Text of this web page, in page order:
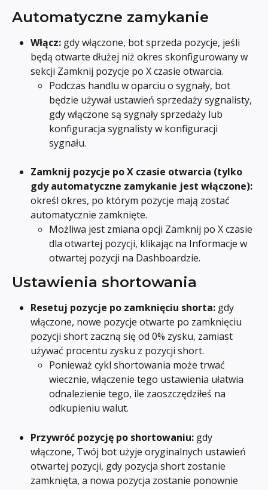
Automatyczne zamykanie
Włącz: gdy włączone, bot sprzeda pozycje, jeśli
będą otwarte dłużej niż okres skonfigurowany w
sekcji Zamknij pozycje po X czasie otwarcia.
Podczas handlu w oparciu o sygnały, bot
będzie używał ustawień sprzedaży sygnalisty,
gdy włączone są sygnały sprzedaży lub
konfiguracja sygnalisty w konfiguracji
sygnału.
Zamknij pozycje po X czasie otwarcia (tylko
gdy automatyczne zamykanie jest włączone):
określ okres, po którym pozycje mają zostać
automatycznie zamknięte.
Możliwa jest zmiana opcji Zamknij po X czasie
dla otwartej pozycji, klikając na Informacje w
otwartej pozycji na Dashboardzie.
Ustawienia shortowania
Resetuj pozycje po zamknięciu shorta: gdy
włączone, nowe pozycje otwarte po zamknięciu
pozycji short zaczną się od 0% zysku, zamiast
używać procentu zysku z pozycji short.
Ponieważ cykl shortowania może trwać
wiecznie, włączenie tego ustawienia ułatwia
odnalezienie tego, ile zaoszczędziłeś na
odkupieniu walut.
Przywróć pozycję po shortowaniu: gdy
włączone, Twój bot użyje oryginalnych ustawień
otwartej pozycji, gdy pozycja short zostanie
zamknięta, a nowa pozycja zostanie ponownie